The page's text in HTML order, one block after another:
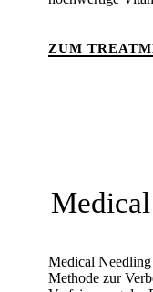
ZUM
Medical
Methode zur